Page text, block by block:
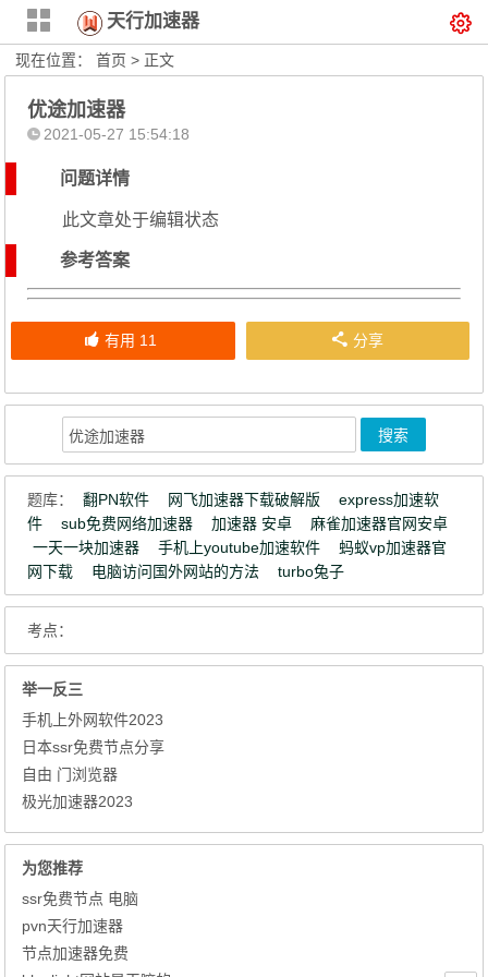
天行加速器
现在位置：首页 > 正文
优途加速器
2021-05-27 15:54:18
问题详情
此文章处于编辑状态
参考答案
有用 11 分享
题库： 翻PN软件 网飞加速器下载破解版
express加速软
件
sub免费网络加速器 加速器 安卓
麻雀加速器官网安卓
一天一块加速器
手机上youtube加速软件
蚂蚁vp加速器官
网下载
电脑访问国外网站的方法 turbo兔子
考点：
举一反三
手机上外网软件2023
日本ssr免费节点分享
自由 门浏览器
极光加速器2023
为您推荐
ssr免费节点 电脑
pvn天行加速器
节点加速器免费